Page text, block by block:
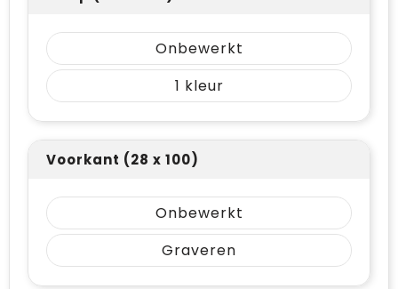
Onbewerkt
1
Voorkant (28 x 100)
Onbewerkt
Graveren